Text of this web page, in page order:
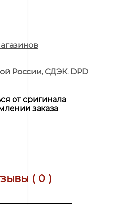
России, СДЭК, DPD
от оригинала
заказа
( 0 )